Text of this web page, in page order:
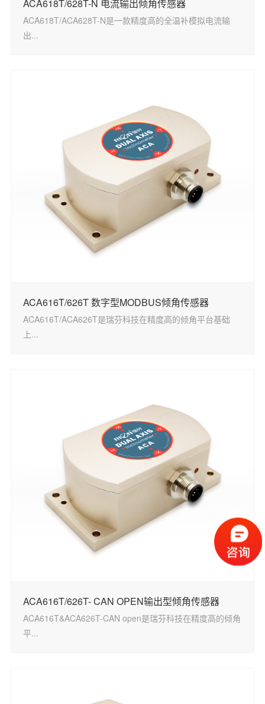
ACA618T/628T-N 电流输出倾角传感器
ACA618T/ACA628T-N是一款精度高的全温补模拟电流输
出...
ACA616T/626T 数字型MODBUS倾角传感器
ACA616T/ACA626T是瑞芬科技在精度高的倾角平台基础
上...
ACA616T/626T- CAN OPEN输出型倾角传感器
ACA616T&ACA626T-CAN open是瑞芬科技在精度高的倾角
平...